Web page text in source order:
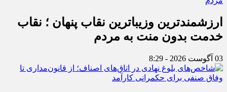
ارزشمندترین وزیباترین نقاب پنهان ؛ نقاب
خدمت بدون منت به مردم
03 آگوست 2026 - 8:29